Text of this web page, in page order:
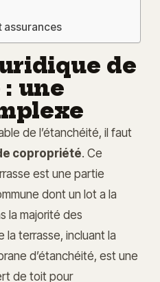
assurances
de
une
de l’étanchéité, il faut
copropriété. Ce
est une partie
dont un lot a la
la majorité des
la terrasse, incluant la
d’étanchéité, est une
de toit pour